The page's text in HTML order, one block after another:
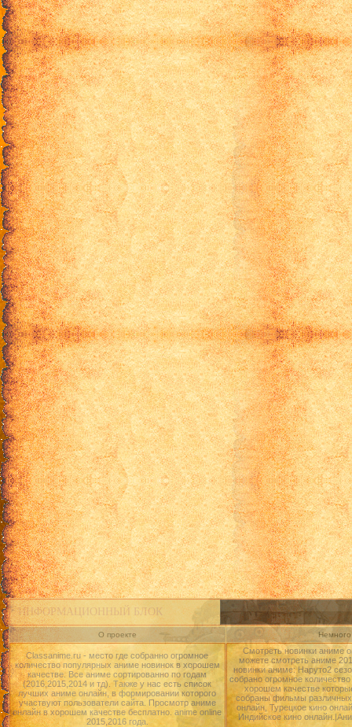
ИНФОРМАЦИОННЫЙ БЛОК
О проекте
Classanime.ru - место где собранно огромное
количество популярных аниме новинок в хорошем
качестве. Все аниме сортированно по годам
(2016,2015,2014 и тд). Также у нас есть список
лучших аниме онлайн, в формировании которого
участвуют пользователи сайта. Просмотр аниме
онлайн в хорошем качестве бесплатно. anime online
2015,2016 года.
Смотреть новинки аниме
можете смотреть аниме
новинки аниме: Наруто2
собрано огромное
хорошем качестве
собраны фильмы различных
онлайн, Турецкое кино
Индийское кино